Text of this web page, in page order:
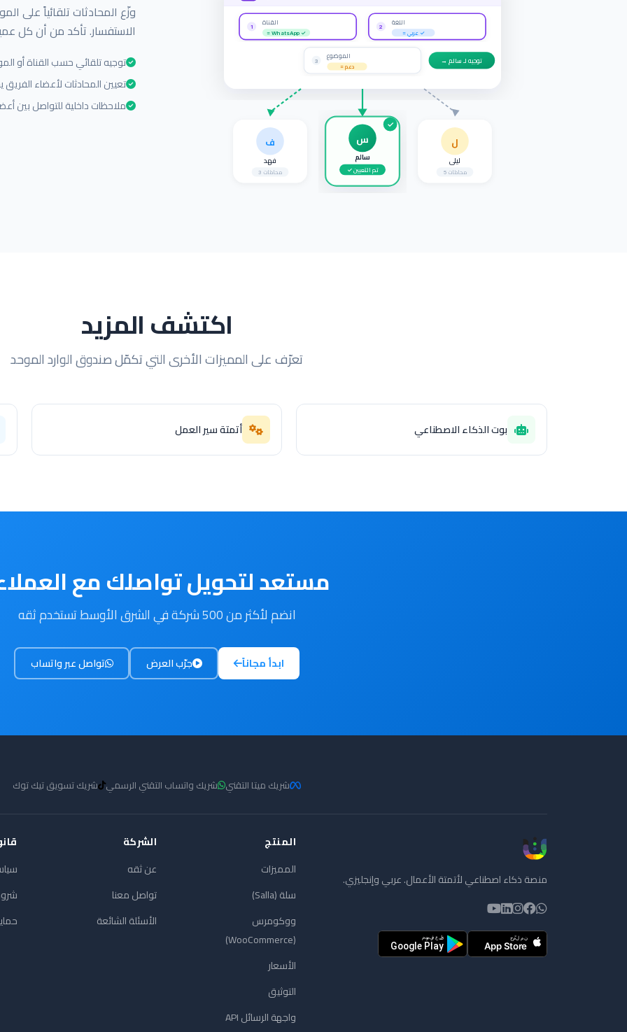
وزّع المحادثات تلقائياً على
الاستفسار. تأكد من أن كل
توجيه تلقائي حسب القناة أو
تعيين المحادثات لأعضاء الفريق
ملاحظات داخلية للتواصل بين
1
القناة
= WhatsApp ✓
2
اللغة
= عربي ✓
3
الموضوع
= دعم
→ توجيه لـ سالم
ف
فهد
3 محادثات
س
سالم
✓ تم التعيين
✓
ل
ليلى
5 محادثات
اكتشف المزيد
تعرّف على المميزات الأخرى التي تكمّل صندوق الوارد الموحد
بوت الذكاء الاصطناعي أتمتة سير العمل
مستعد لتحويل تواصلك مع
انضم لأكثر من 500 شركة في الشرق الأوسط تستخدم ثقه
ابدأ مجاناً جرّب العرض تواصل عبر واتساب
شريك ميتا التقني شريك واتساب التقني الرسمي شريك تسويق تيك توك
منصة ذكاء اصطناعي لأتمتة الأعمال. عربي وإنجليزي.
المنتج
المميزات
سلة (Salla)
ووكومرس
(WooCommerce)
الأسعار
التوثيق
واجهة الرسائل API
الشركة
عن ثقه
تواصل معنا
الأسئلة الشائعة